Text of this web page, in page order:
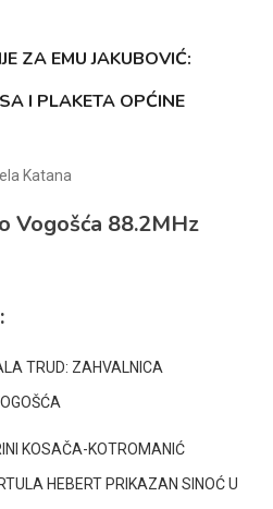
ZA EMU JAKUBOVIĆ:
I PLAKETA OPĆINE
Katana
Vogošća 88.2MHz
TRUD: ZAHVALNICA
KOSAČA-KOTROMANIĆ
HEBERT PRIKAZAN SINOĆ U